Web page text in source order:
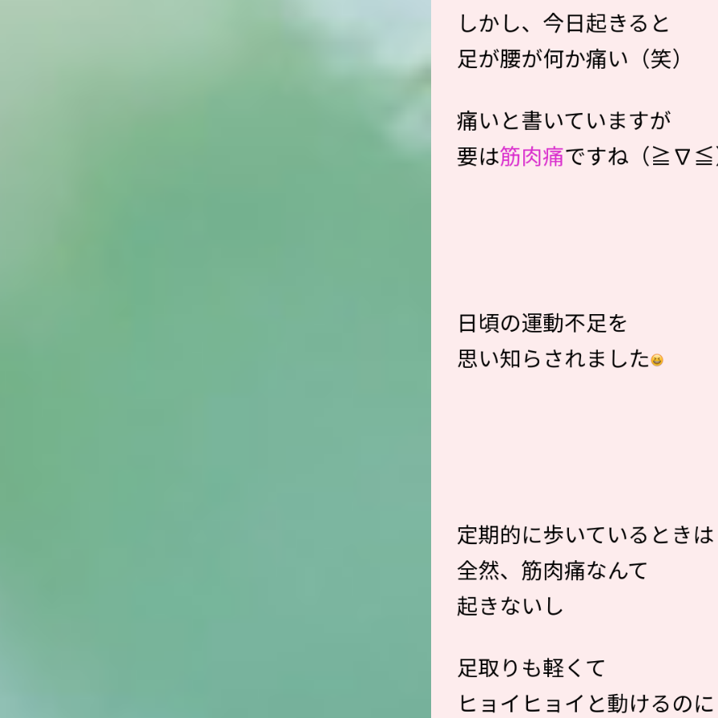
しかし、今日起きると
足が腰が何か痛い（笑）
痛いと書いていますが
要は筋肉痛ですね（≧∇≦
日頃の運動不足を
思い知らされました
定期的に歩いているときは
全然、筋肉痛なんて
起きないし
足取りも軽くて
ヒョイヒョイと動けるのに